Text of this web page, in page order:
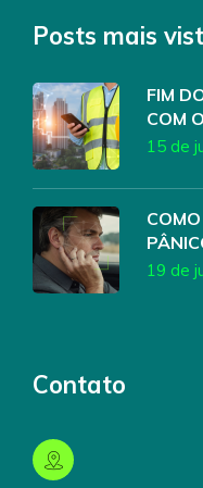
Posts mais
FIM
COM O
15 de
19 de
Contato